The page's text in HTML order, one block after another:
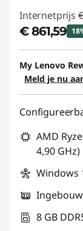
Internetprijs
€ 861,59
eCoupon-
eCoupon
My Lenovo
Meld je nu
AMD
4,90 GHz)
Windows
8 GB